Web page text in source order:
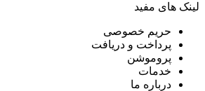
لینک های مفید
حریم خصوصی
پرداخت و دریافت
پروموشن
خدمات
درباره ما